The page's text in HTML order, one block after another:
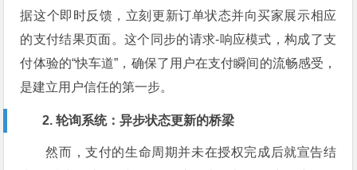
据这个即时反馈，立刻更新订单状态并向买家展示相应
的支付结果页面。这个同步的请求-响应模式，构成了支
付体验的“快车道”，确保了用户在支付瞬间的流畅感受，
是建立用户信任的第一步。
2. 轮询系统：异步状态更新的桥梁
然而，支付的生命周期并未在授权完成后就宣告结